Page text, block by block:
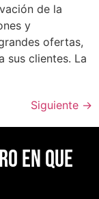
de la
y
ofertas,
sus clientes. La
Siguiente →
en Que